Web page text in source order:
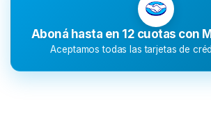
Aboná hasta en 12 cuotas con
Aceptamos todas las tarjetas de